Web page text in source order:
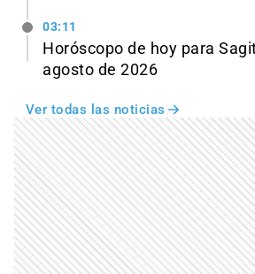
03:11
Horóscopo de hoy para
agosto de 2026
Ver todas las noticias